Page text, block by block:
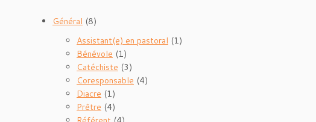
Général (8)
Assistant(e) en pastoral (1)
Bénévole (1)
Catéchiste (3)
Coresponsable (4)
Diacre (1)
Prêtre (4)